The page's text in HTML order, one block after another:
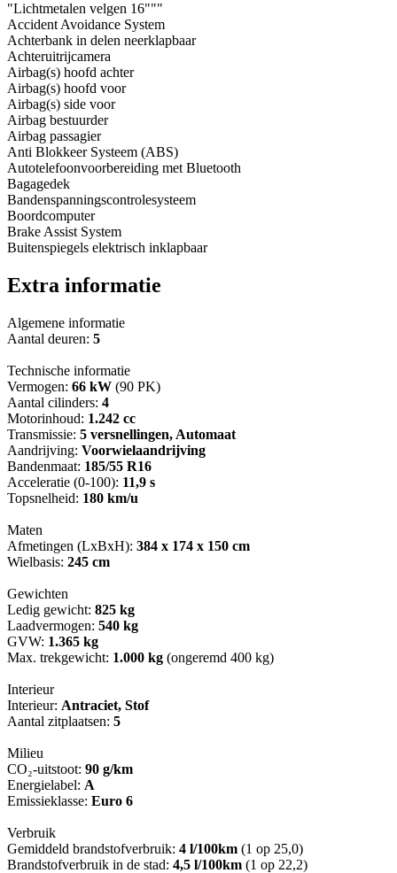
"Lichtmetalen velgen 16"""
Accident Avoidance System
Achterbank in delen neerklapbaar
Achteruitrijcamera
Airbag(s) hoofd achter
Airbag(s) hoofd voor
Airbag(s) side voor
Airbag bestuurder
Airbag passagier
Anti Blokkeer Systeem (ABS)
Autotelefoonvoorbereiding met Bluetooth
Bagagedek
Bandenspanningscontrolesysteem
Boordcomputer
Brake Assist System
Buitenspiegels elektrisch inklapbaar
Extra informatie
Algemene informatie
Aantal deuren: 5
Technische informatie
Vermogen: 66 kW (90 PK)
Aantal cilinders: 4
Motorinhoud: 1.242 cc
Transmissie: 5 versnellingen, Automaat
Aandrijving: Voorwielaandrijving
Bandenmaat: 185/55 R16
Acceleratie (0-100): 11,9 s
Topsnelheid: 180 km/u
Maten
Afmetingen (LxBxH): 384 x 174 x 150 cm
Wielbasis: 245 cm
Gewichten
Ledig gewicht: 825 kg
Laadvermogen: 540 kg
GVW: 1.365 kg
Max. trekgewicht: 1.000 kg (ongeremd 400 kg)
Interieur
Interieur: Antraciet, Stof
Aantal zitplaatsen: 5
Milieu
CO₂-uitstoot: 90 g/km
Energielabel: A
Emissieklasse: Euro 6
Verbruik
Gemiddeld brandstofverbruik: 4 l/100km (1 op 25,0)
Brandstofverbruik in de stad: 4,5 l/100km (1 op 22,2)